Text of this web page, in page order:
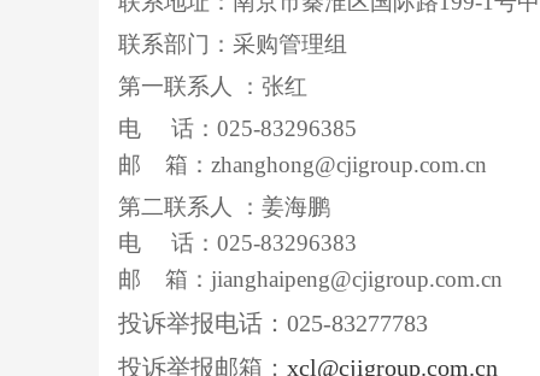
联系部门：采购管理组
第一联系人 ：张红
电 话：025-83296385
邮 箱：zhanghong@cjigroup.com.cn
第二联系人 ：姜海鹏
电 话：025-83296383
邮 箱：jianghaipeng@cjigroup.com.cn
投诉举报电话：025-83277783
投诉举报邮箱： xcl@cjigroup.com.cn